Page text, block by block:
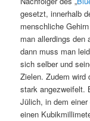
gesetzt, innerhalb
menschliche
man allerdings den
dann muss man
sich selber und
Zielen. Zudem
stark angezweifelt.
Jülich, in dem
einen